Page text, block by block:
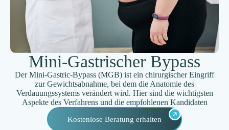
Mini-Gastrischer Bypass
Der Mini-Gastric-Bypass (MGB) ist ein chirurgischer Eingriff
zur Gewichtsabnahme, bei dem die Anatomie des
Verdauungssystems verändert wird. Hier sind die wichtigsten
Aspekte des Verfahrens und die empfohlenen Kandidaten
Kostenlose Beratung erhalten